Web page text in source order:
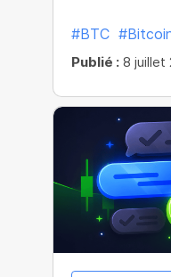
#BTC
Publié : 8 juillet